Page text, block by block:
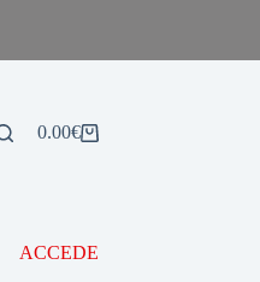
0.00€
ACCEDE